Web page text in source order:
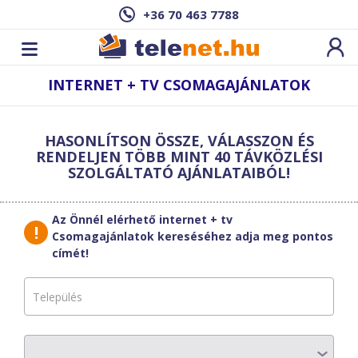
+36 70 463 7788
INTERNET + TV CSOMAGAJÁNLATOK
indítása
Találatok erre a címre:
,
Új cím
megadása
Válasszon
Csomag típusok
PR Basic 250
Letöltési sebesség 250Mbit/s
HASONLÍTSON ÖSSZE, VÁLASSZON ÉS
RENDELJEN TÖBB MINT 40 TÁVKÖZLÉSI
SZOLGÁLTATÓ AJÁNLATAIBÓL!
Az Önnél elérhető internet + tv
Csomagajánlatok kereséséhez adja meg pontos
címét!